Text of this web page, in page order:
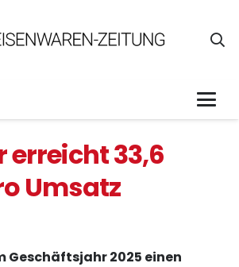
erreicht 33,6
Umsatz
Geschäftsjahr 2025 einen